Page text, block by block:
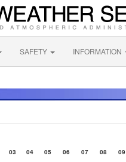
SAFETY INFORMATION
03 04 05 06 07 08 09